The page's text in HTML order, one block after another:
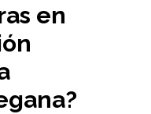
en